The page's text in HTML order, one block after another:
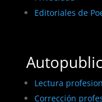
Editoriales de
Lectura
Corrección